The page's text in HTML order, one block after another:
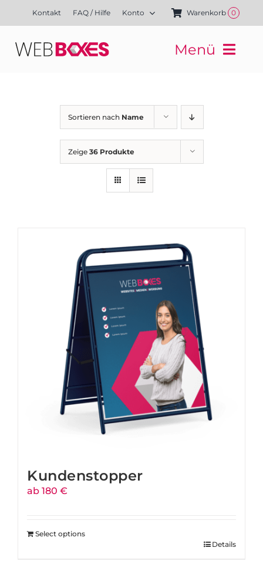
Kontakt FAQ / Hilfe Konto Warenkorb 0
Menü
Kampagnen
Referenzen
Finanzierung
Sortieren nach Name
Zeige 36 Produkte
Kundenstopper
ab 180 €
Select options
Details